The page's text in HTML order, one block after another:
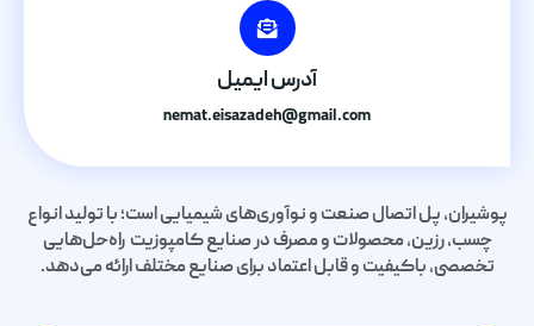
آدرس ایمیل
nemat.eisazadeh@gmail.com
پوشیران، پل اتصال صنعت و نوآوری‌های شیمیایی است؛ با تولید انواع
چسب، رزین، محصولات و مصرف در صنایع کامپوزیت راه‌حل‌هایی
تخصصی، باکیفیت و قابل اعتماد برای صنایع مختلف ارائه می‌دهد.